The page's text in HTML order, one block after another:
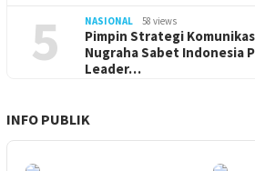
5 NASIONAL 58 views
Pimpin Strategi
Nugraha Sabet Indonesia
Leader…
INFO PUBLIK